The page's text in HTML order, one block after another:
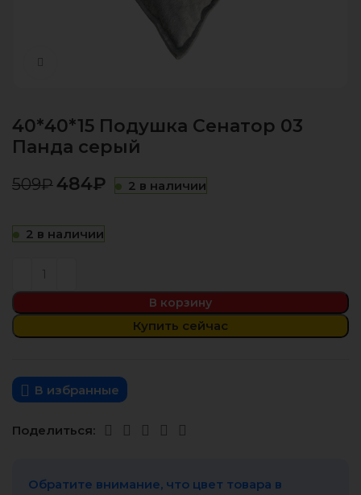
Нажмите, чтобы увеличить
40*40*15 Подушка Сенатор 03
Панда серый
509₽ 484₽ 2 в наличии
2 в наличии
В корзину
Купить сейчас
В избранные
Поделиться:
Обратите внимание, что цвет товара в